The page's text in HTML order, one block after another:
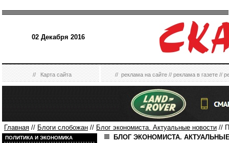
02 Декабря 2016
//Карта сайта //реклама на сайте//реклама в газете//
Главная // Блоги слобожан // Блог экономиста. Актуальные новости //
ПОЛИТИКА И ЭКОНОМИКА
БЛОГ ЭКОНОМИСТА.